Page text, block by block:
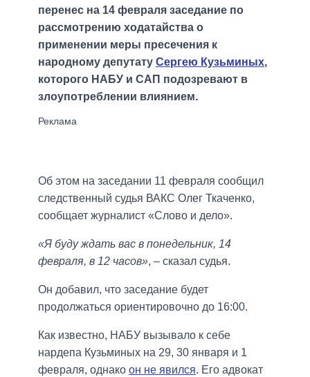
перенес на 14 февраля заседание по
рассмотрению ходатайства о
применении меры пресечения к
народному депутату Сергею Кузьминых,
которого НАБУ и САП подозревают в
злоупотреблении влиянием.
Об этом на заседании 11 февраля сообщил
следственный судья ВАКС Олег Ткаченко,
сообщает журналист «Слово и дело».
«Я буду ждать вас в понедельник, 14
февраля, в 12 часов», – сказал судья.
Он добавил, что заседание будет
продолжаться ориентировочно до 16:00.
Как известно, НАБУ вызывало к себе
нардепа Кузьминых на 29, 30 января и 1
февраля, однако он не явился. Его адвокат